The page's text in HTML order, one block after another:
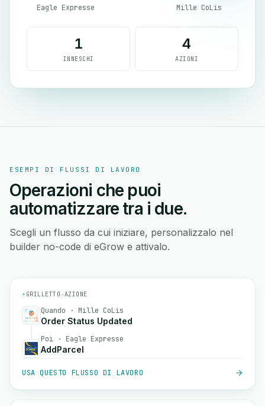
Eagle Expresse Mille CoLis
1
INNESCHI
4
AZIONI
ESEMPI DI FLUSSI DI LAVORO
Operazioni che puoi
automatizzare tra i due.
Scegli un flusso da cui iniziare, personalizzalo nel
builder no-code di eGrow e attivalo.
⚡ GRILLETTO→AZIONE
Quando · Mille CoLis
Order Status Updated
Poi · Eagle Expresse
AddParcel
USA QUESTO FLUSSO DI LAVORO